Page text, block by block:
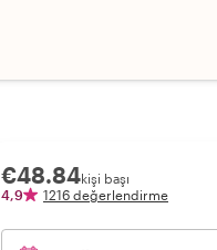
€48.84kişi başı
4,9
1216 değerlendirme